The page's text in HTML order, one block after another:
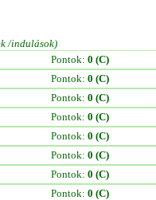
/indulások)
Pontok: 0 (C)
Pontok: 0 (C)
Pontok: 0 (C)
Pontok: 0 (C)
Pontok: 0 (C)
Pontok: 0 (C)
Pontok: 0 (C)
Pontok: 0 (C)